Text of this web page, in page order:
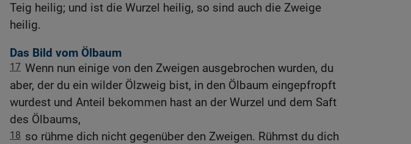
Teig heilig; und ist die Wurzel heilig, so sind auch die Zweige
heilig.
Das Bild vom Ölbaum
17 Wenn nun einige von den Zweigen ausgebrochen wurden, du
aber, der du ein wilder Ölzweig bist, in den Ölbaum eingepfropft
wurdest und Anteil bekommen hast an der Wurzel und dem Saft
des Ölbaums,
18 so rühme dich nicht gegenüber den Zweigen. Rühmst du dich